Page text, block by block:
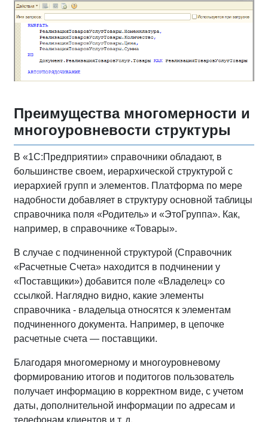
Преимущества многомерности и
многоуровневости структуры
В «1С:Предприятии» справочники обладают, в
большинстве своем, иерархической структурой с
иерархией групп и элементов. Платформа по мере
надобности добавляет в структуру основной таблицы
справочника поля «Родитель» и «ЭтоГруппа». Как,
например, в справочнике «Товары».
В случае с подчиненной структурой (Справочник
«Расчетные Счета» находится в подчинении у
«Поставщики») добавится поле «Владелец» со
ссылкой. Наглядно видно, какие элементы
справочника - владельца относятся к элементам
подчиненного документа. Например, в цепочке
расчетные счета — поставщики.
Благодаря многомерному и многоуровневому
формированию итогов и подитогов пользователь
получает информацию в корректном виде, с учетом
даты, дополнительной информации по адресам и